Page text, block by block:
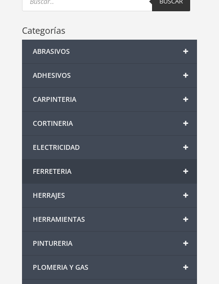
Categorías
+
ABRASIVOS
+
ADHESIVOS
+
CARPINTERIA
+
CORTINERIA
+
ELECTRICIDAD
+
FERRETERIA
+
HERRAJES
+
HERRAMIENTAS
+
PINTURERIA
+
PLOMERIA Y GAS